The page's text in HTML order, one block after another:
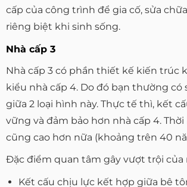
cấp của công trình để gia cố, sửa
riêng biệt khi sinh sống.
Nhà cấp 3
Nhà cấp 3 có phần thiết kế kiến trúc
kiểu nhà cấp 4. Do đó bạn thường có
giữa 2 loại hình này. Thực tế thì, kết
vững và đảm bảo hơn nhà cấp 4.
cũng cao hơn nữa (khoảng trên 40
Đặc điểm quan tâm gây vượt trội của
Kết cấu chịu lực kết hợp giữa bê